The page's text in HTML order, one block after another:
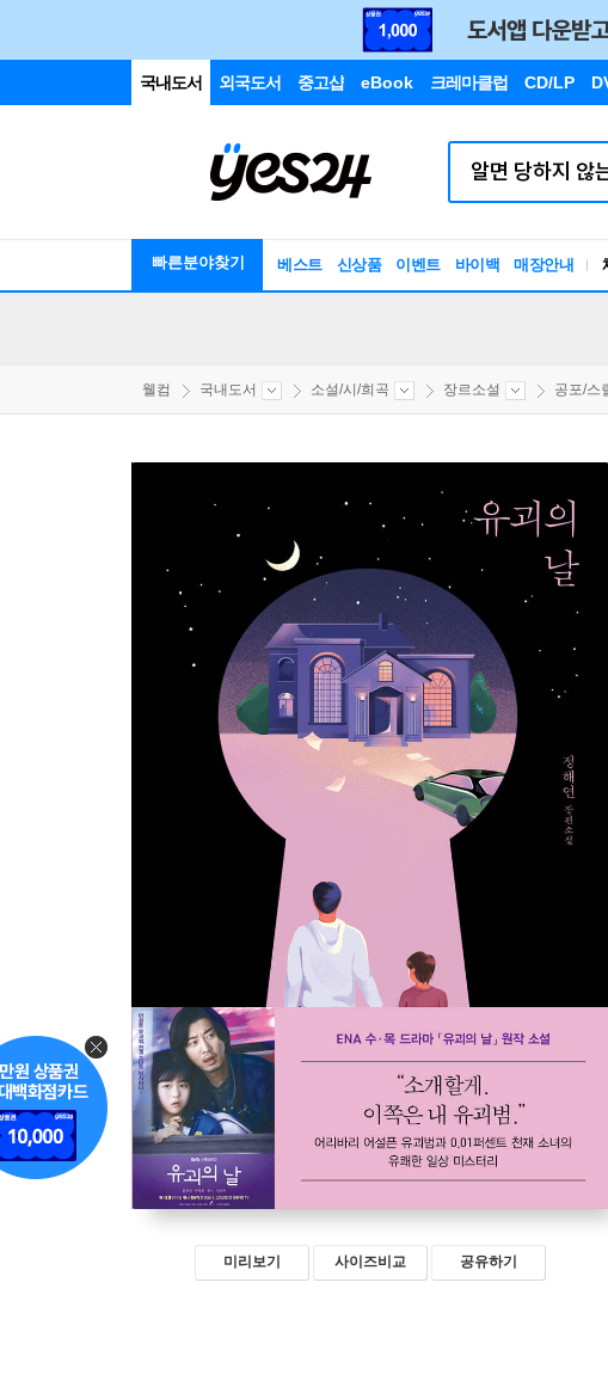
국내도서 외국도서 중고샵 eBook 크레마클럽 CD/LP
빠른분야찾기 베스트 신상품 이벤트 바이백 매장안내
웰컴 국내도서 소설/시/희곡 장르소설 공포/스
미리보기 사이즈비교 공유하기